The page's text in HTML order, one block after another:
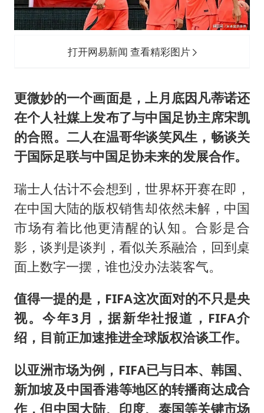
打开网易新闻 查看精彩图片
更微妙的一个画面是，上月底因凡蒂诺还
在个人社媒上发布了与中国足协主席宋凯
的合照。二人在温哥华谈笑风生，畅谈关
于国际足联与中国足协未来的发展合作。
瑞士人估计不会想到，世界杯开赛在即，
在中国大陆的版权销售却依然未解，中国
市场有着比他更清醒的认知。合影是合
影，谈判是谈判，看似关系融洽，回到桌
面上数字一摆，谁也没办法装客气。
值得一提的是，FIFA这次面对的不只是央
视。今年3月，据新华社报道，FIFA介
绍，目前正加速推进全球版权洽谈工作。
以亚洲市场为例，FIFA已与日本、韩国、
新加坡及中国香港等地区的转播商达成合
作，但中国大陆、印度、泰国等关键市场